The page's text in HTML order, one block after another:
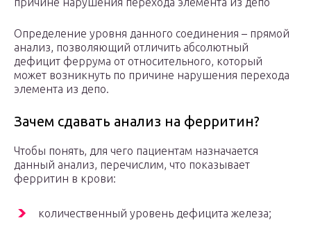
Определение уровня данного соединения – прямой
анализ, позволяющий отличить абсолютный
дефицит феррума от относительного, который
может возникнуть по причине нарушения перехода
элемента из депо.
Зачем сдавать анализ на ферритин?
Чтобы понять, для чего пациентам назначается
данный анализ, перечислим, что показывает
ферритин в крови:
количественный уровень дефицита железа;